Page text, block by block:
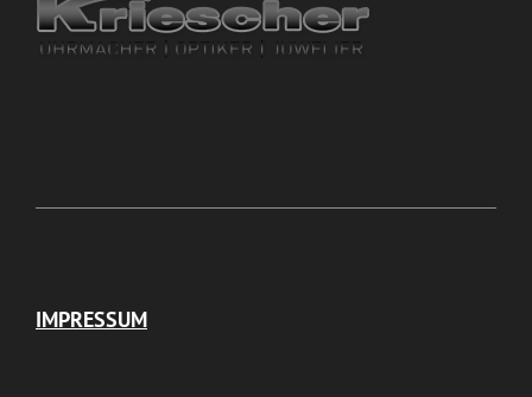
IMPRESSUM